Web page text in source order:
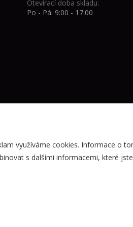
Otevírací doba skladu:
Po - Pá: 9:00 - 17:00
využíváme cookies. Informace o
s dalšími informacemi, které